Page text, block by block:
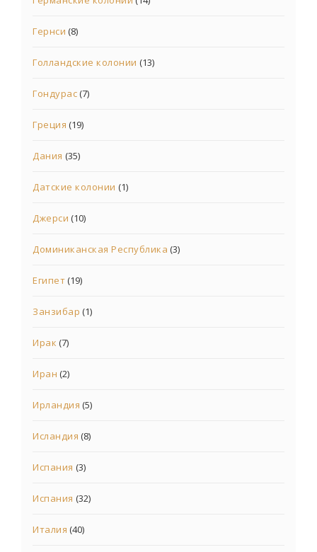
Гернси (8)
Голландские колонии (13)
Гондурас(7)
Греция (19)
Дания (35)
Датские колонии (1)
Джерси (10)
Доминиканская Республика (3)
Египет(19)
Занзибар (1)
Ирак (7)
Иран (2)
Ирландия (5)
Исландия (8)
Испания (3)
Испания (32)
Италия (40)